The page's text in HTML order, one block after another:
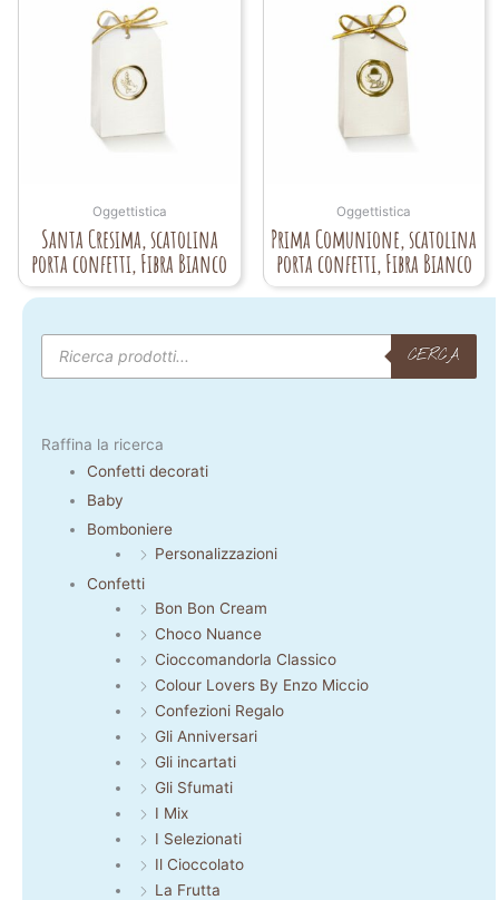
Oggettistica
Santa Cresima, scatolina
porta confetti, Fibra Bianco
Oggettistica
Prima Comunione, scatolina
porta confetti, Fibra Bianco
Products
search
CERCA
Raffina la ricerca
Confetti decorati
Baby
Bomboniere
Personalizzazioni
Confetti
Bon Bon Cream
Choco Nuance
Cioccomandorla Classico
Colour Lovers By Enzo Miccio
Confezioni Regalo
Gli Anniversari
Gli incartati
Gli Sfumati
I Mix
I Selezionati
Il Cioccolato
La Frutta